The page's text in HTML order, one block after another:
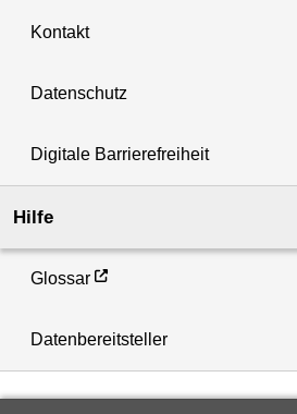
Kontakt
Datenschutz
Digitale Barrierefreiheit
Hilfe
Glossar
Datenbereitsteller